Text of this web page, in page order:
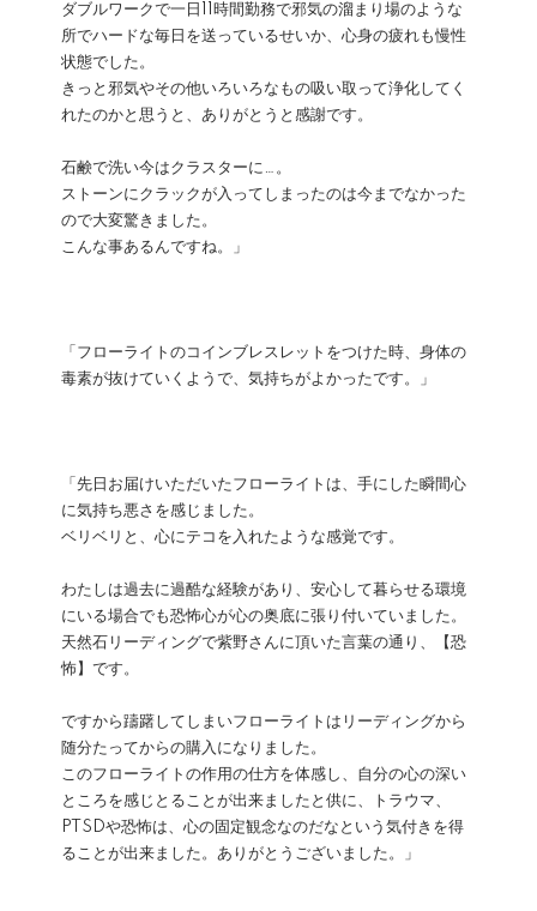
ダブルワークで一日11時間勤務で邪気の溜まり場のような
所でハードな毎日を送っているせいか、心身の疲れも慢性
状態でした。
きっと邪気やその他いろいろなもの吸い取って浄化してく
れたのかと思うと、ありがとうと感謝です。
石鹸で洗い今はクラスターに…。
ストーンにクラックが入ってしまったのは今までなかった
ので大変驚きました。
こんな事あるんですね。」
「フローライトのコインブレスレットをつけた時、身体の
毒素が抜けていくようで、気持ちがよかったです。」
「先日お届けいただいたフローライトは、手にした瞬間心
に気持ち悪さを感じました。
ベリベリと、心にテコを入れたような感覚です。
わたしは過去に過酷な経験があり、安心して暮らせる環境
にいる場合でも恐怖心が心の奥底に張り付いていました。
天然石リーディングで紫野さんに頂いた言葉の通り、【恐
怖】です。
ですから躊躇してしまいフローライトはリーディングから
随分たってからの購入になりました。
このフローライトの作用の仕方を体感し、自分の心の深い
ところを感じとることが出来ましたと供に、トラウマ、
PTSDや恐怖は、心の固定観念なのだなという気付きを得
ることが出来ました。ありがとうございました。」